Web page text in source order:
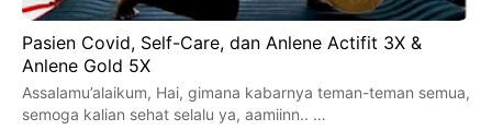
Pasien Covid, Self-Care, dan Anlene Actifit 3X &
Anlene Gold 5X
Assalamu’alaikum, Hai, gimana kabarnya teman-teman semua,
semoga kalian sehat selalu ya, aamiinn.. …